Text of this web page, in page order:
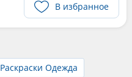
В избранное
Раскраски Одежда